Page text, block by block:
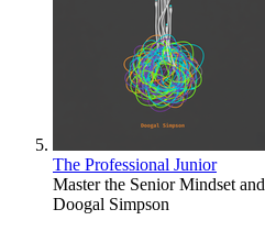
The Professional Junior
Master the Senior Mindset
Doogal Simpson